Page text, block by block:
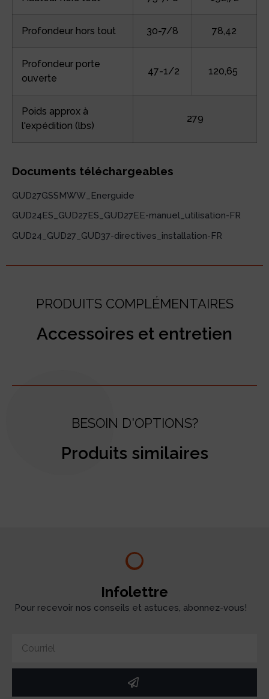
Profondeur hors tout 30-7/8 78,42
Profondeur porte
ouverte
47-1/2 120,65
Poids approx à
l'expédition (lbs)
279
Documents téléchargeables
GUD27GSSMWW_Energuide
GUD24ES_GUD27ES_GUD27EE-manuel_utilisation-FR
GUD24_GUD27_GUD37-directives_installation-FR
PRODUITS COMPLÉMENTAIRES
Accessoires et entretien
BESOIN D'OPTIONS?
Produits similaires
Infolettre
Pour recevoir nos conseils et astuces, abonnez-vous!